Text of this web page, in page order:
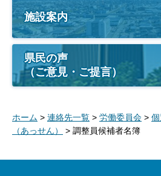
施設案内
県民の声
（ご意見・ご提言）
ホーム > 連絡先一覧 > 労働委員会 >
（あっせん）
> 調整員候補者名簿